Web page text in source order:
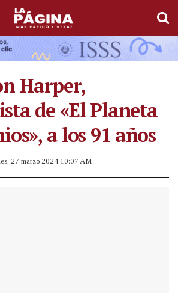
Harper,
de «El Planeta
a los 91 años
27 marzo 2024 10:07 AM